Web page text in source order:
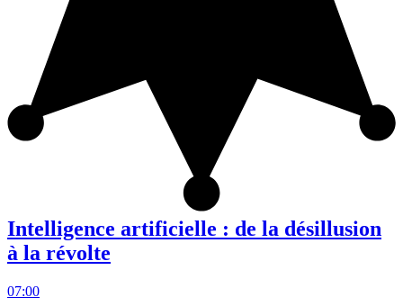
Intelligence artificielle : de la désillusion
à la révolte
07:00